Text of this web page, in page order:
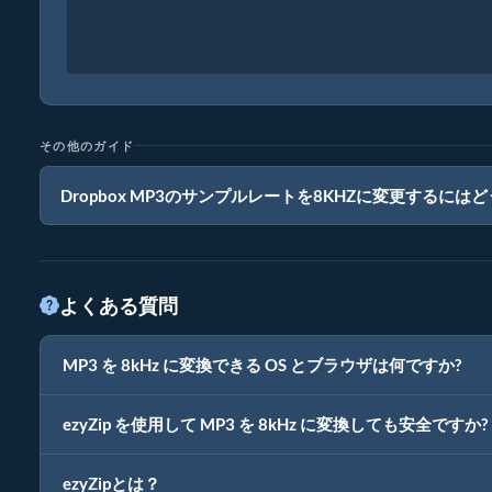
その他のガイド
Dropbox MP3のサンプルレートを8KHZに変更するにはど
よくある質問
MP3 を 8kHz に変換できる OS とブラウザは何ですか?
ezyZip を使用して MP3 を 8kHz に変換しても安全ですか?
ezyZipとは？